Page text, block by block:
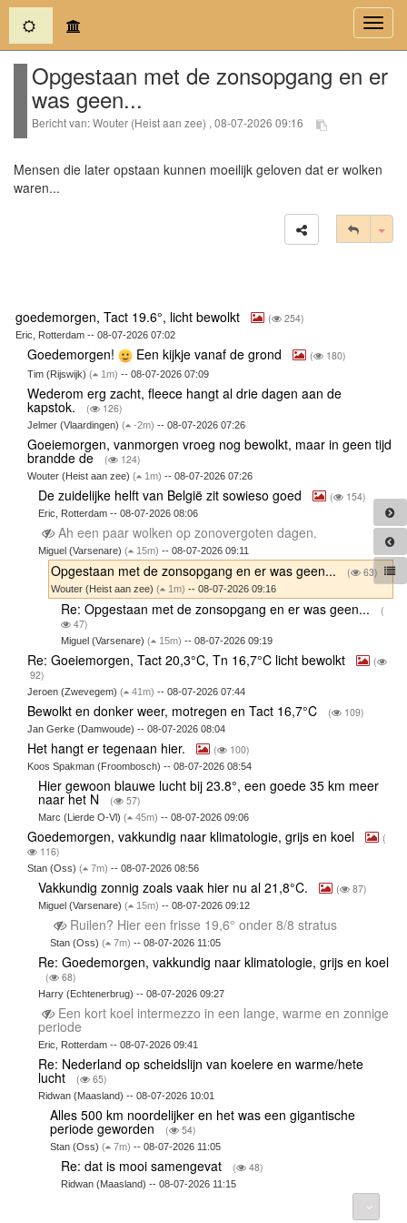
(current)
Opgestaan met de zonsopgang en er
was geen...
Bericht van: Wouter (Heist aan zee) , 08-07-2026 09:16
Mensen die later opstaan kunnen moeilijk geloven dat er wolken
waren...
goedemorgen, Tact 19.6°, licht bewolkt ( 254)
Eric, Rotterdam -- 08-07-2026 07:02
Goedemorgen! Een kijkje vanaf de grond ( 180)
Tim (Rijswijk) ( 1m) -- 08-07-2026 07:09
Wederom erg zacht, fleece hangt al drie dagen aan de
kapstok. ( 126)
Jelmer (Vlaardingen) ( -2m) -- 08-07-2026 07:26
Goeiemorgen, vanmorgen vroeg nog bewolkt, maar in geen tijd
brandde de ( 124)
Wouter (Heist aan zee) ( 1m) -- 08-07-2026 07:26
De zuidelijke helft van België zit sowieso goed ( 154)
Eric, Rotterdam -- 08-07-2026 08:06
Ah een paar wolken op zonovergoten dagen.
Miguel (Varsenare)( 15m) -- 08-07-2026 09:11
Opgestaan met de zonsopgang en er was geen... ( 63)
Wouter (Heist aan zee) ( 1m) -- 08-07-2026 09:16
Re: Opgestaan met de zonsopgang en er was geen...
(
47)
Miguel (Varsenare)( 15m) -- 08-07-2026 09:19
Re: Goeiemorgen, Tact 20,3°C, Tn 16,7°C licht bewolkt
(
92)
Jeroen (Zwevegem) ( 41m) -- 08-07-2026 07:44
Bewolkt en donker weer, motregen en Tact 16,7°C ( 109)
Jan Gerke (Damwoude) -- 08-07-2026 08:04
Het hangt er tegenaan hier. ( 100)
Koos Spakman (Froombosch) -- 08-07-2026 08:54
Hier gewoon blauwe lucht bij 23.8°, een goede 35 km meer
naar het N ( 57)
Marc (Lierde O-Vl)( 45m) -- 08-07-2026 09:06
Goedemorgen, vakkundig naar klimatologie, grijs en koel
(
116)
Stan (Oss) ( 7m) -- 08-07-2026 08:56
Vakkundig zonnig zoals vaak hier nu al 21,8°C. ( 87)
Miguel (Varsenare)( 15m) -- 08-07-2026 09:12
Ruilen? Hier een frisse 19,6° onder 8/8 stratus
Stan (Oss) ( 7m) -- 08-07-2026 11:05
Re: Goedemorgen, vakkundig naar klimatologie, grijs en koel
( 68)
Harry (Echtenerbrug) -- 08-07-2026 09:27
Een kort koel intermezzo in een lange, warme en zonnige
periode
Eric, Rotterdam -- 08-07-2026 09:41
Re: Nederland op scheidslijn van koelere en warme/hete
lucht ( 65)
Ridwan (Maasland) -- 08-07-2026 10:01
Alles 500 km noordelijker en het was een gigantische
periode geworden ( 54)
Stan (Oss) ( 7m) -- 08-07-2026 11:05
Re: dat is mooi samengevat ( 48)
Ridwan (Maasland) -- 08-07-2026 11:15